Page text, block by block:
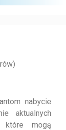
nabycie
aktualnych
które mogą